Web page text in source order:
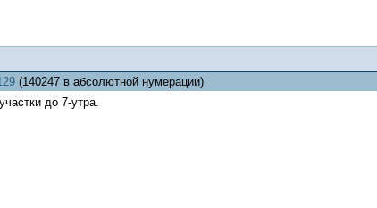
(140247 в абсолютной нумерации)
до 7-утра.